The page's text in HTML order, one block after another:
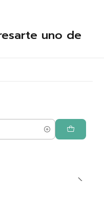
uno de